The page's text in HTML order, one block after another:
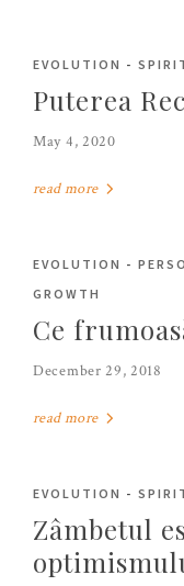
EVOLUTION -
Puterea
May 4, 2020
read more
EVOLUTION -
GROWTH
Ce
December 29, 2018
read more
EVOLUTION -
Zâmbetul